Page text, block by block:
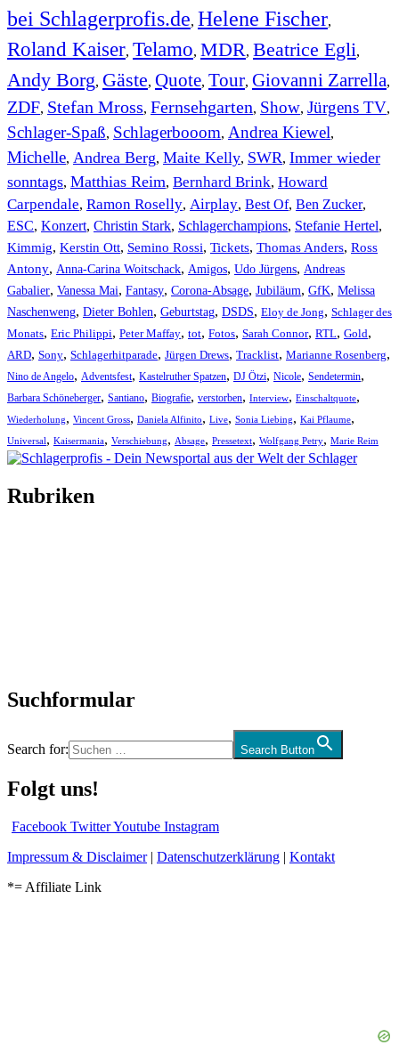
bei Schlagerprofis.de, Helene Fischer,
Roland Kaiser, Telamo, MDR, Beatrice Egli,
Andy Borg, Gäste, Quote, Tour, Giovanni Zarrella,
ZDF, Stefan Mross, Fernsehgarten, Show, Jürgens TV,
Schlager-Spaß, Schlagerbooom, Andrea Kiewel,
Michelle, Andrea Berg, Maite Kelly, SWR, Immer wieder
sonntags, Matthias Reim, Bernhard Brink, Howard
Carpendale, Ramon Roselly, Airplay, Best Of, Ben Zucker,
ESC, Konzert, Christin Stark, Schlagerchampions, Stefanie Hertel,
Kimmig, Kerstin Ott, Semino Rossi, Tickets, Thomas Anders, Ross
Antony, Anna-Carina Woitschack, Amigos, Udo Jürgens, Andreas
Gabalier, Vanessa Mai, Fantasy, Corona-Absage, Jubiläum, GfK, Melissa
Naschenweng, Dieter Bohlen, Geburtstag, DSDS, Eloy de Jong, Schlager des
Monats, Eric Philippi, Peter Maffay, tot, Fotos, Sarah Connor, RTL, Gold,
ARD, Sony, Schlagerhitparade, Jürgen Drews, Tracklist, Marianne Rosenberg,
Nino de Angelo, Adventsfest, Kastelruther Spatzen, DJ Ötzi, Nicole, Sendetermin,
Barbara Schöneberger, Santiano, Biografie, verstorben, Interview, Einschaltquote,
Wiederholung, Vincent Gross, Daniela Alfinito, Live, Sonia Liebing, Kai Pflaume,
Universal , Kaisermania, Verschiebung, Absage, Pressetext, Wolfgang Petry, Marie Reim
Rubriken
Suchformular
Search for: Search Button
Folgt uns!
Facebook TwitterYoutube Instagram
Impressum & Disclaimer| Datenschutzerklärung | Kontakt
*= Affiliate Link